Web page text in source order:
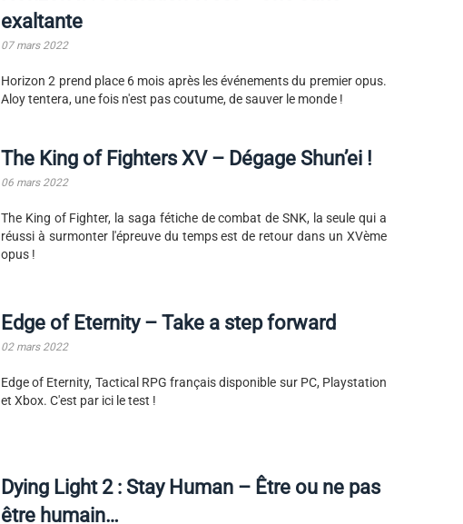
exaltante
07 mars 2022
Horizon 2 prend place 6 mois après les événements du premier opus.
Aloy tentera, une fois n'est pas coutume, de sauver le monde !
The King of Fighters XV – Dégage Shun’ei !
06 mars 2022
The King of Fighter, la saga fétiche de combat de SNK, la seule qui a
réussi à surmonter l'épreuve du temps est de retour dans un XVème
opus !
Edge of Eternity – Take a step forward
02 mars 2022
Edge of Eternity, Tactical RPG français disponible sur PC, Playstation
et Xbox. C'est par ici le test !
Dying Light 2 : Stay Human – Être ou ne pas
être humain…